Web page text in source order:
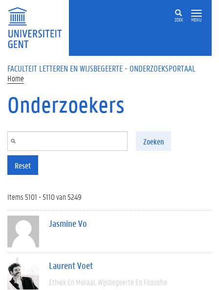
Overslaan en naar de inhoud gaan
ZOEK MENU
FACULTEIT LETTEREN EN WIJSBEGEERTE - ONDERZOEKSPORTAAL
Home
Onderzoekers
Zoeken
Reset
Items 5101 - 5110 van 5249
Jasmine Vo
Laurent Voet
Ethiek En Moraal Wijsbegeerte En Filosofie